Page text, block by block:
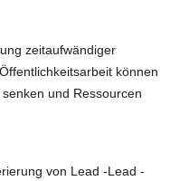
zeitaufwändiger
können
und Ressourcen
von Lead -Lead -